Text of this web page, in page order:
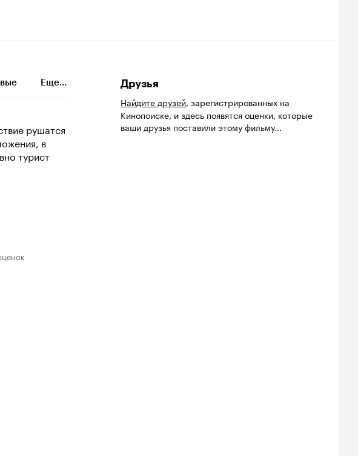
Еще...
рушатся
в
турист
Друзья
Найдите друзей, зарегистрированных на
Кинопоиске, и здесь появятся оценки, которые
ваши друзья поставили этому фильму...